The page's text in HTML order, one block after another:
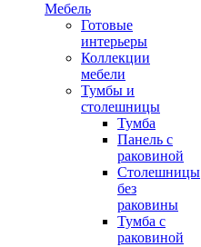
Мебель
Готовые
интерьеры
Коллекции
мебели
Тумбы и
столешницы
Тумба
Панель с
раковиной
Столешницы
без
раковины
Тумба с
раковиной